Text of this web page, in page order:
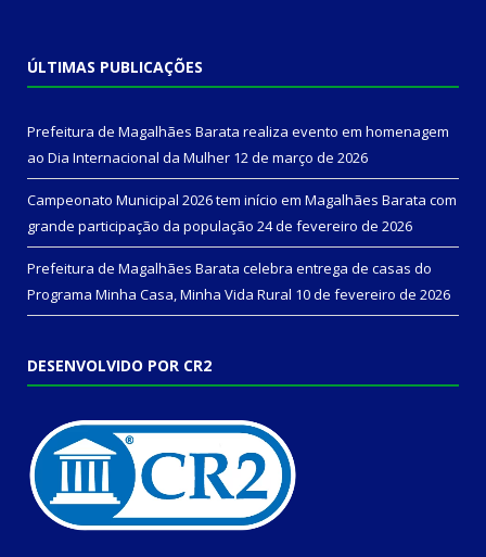
ÚLTIMAS PUBLICAÇÕES
Prefeitura de Magalhães Barata realiza evento em homenagem
ao Dia Internacional da Mulher 12 de março de 2026
Campeonato Municipal 2026 tem início em Magalhães Barata com
grande participação da população 24 de fevereiro de 2026
Prefeitura de Magalhães Barata celebra entrega de casas do
Programa Minha Casa, Minha Vida Rural 10 de fevereiro de 2026
DESENVOLVIDO POR CR2